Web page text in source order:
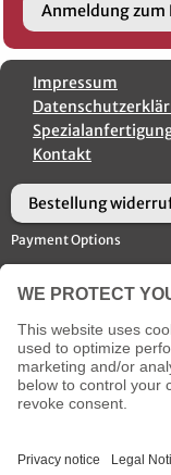
Anmeldung zum
Impressum
Kontakt
Bestellung
Payment Options
Versandoptionen